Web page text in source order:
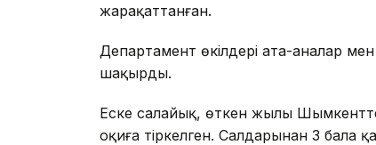
жарақаттанған.
Департамент өкілдері ата-аналар
шақырды.
Еске салайық, өткен жылы
оқиға тіркелген. Салдарынан 3 бала